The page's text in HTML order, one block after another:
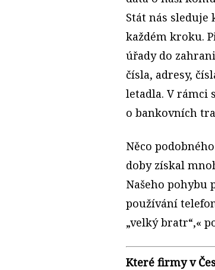
Stát nás
každém kroku.
úřady do
čísla, adresy,
letadla. V rámci
o bankovních
Něco
doby získal
Našeho pohybu
používání
„velký bratr“,«
Které firmy v